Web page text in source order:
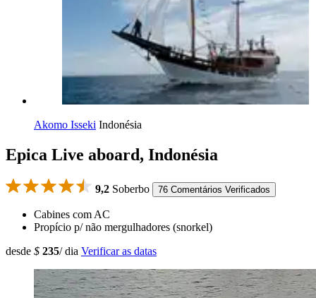
Akomo Isseki Indonésia
Epica Live aboard, Indonésia
9,2 Soberbo 76 Comentários Verificados
Cabines com AC
Propício p/ não mergulhadores (snorkel)
desde $ 235/ dia Verificar as datas